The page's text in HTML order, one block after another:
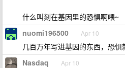
什么叫刻在基因里的恐惧啊喂~
nuomi196500 Apr 10
几百万年写进基因的东西，恐惧
Nasdaq Apr 10